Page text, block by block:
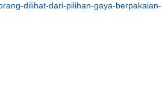
dilihat-dari-pilihan-gaya-berpakaian-